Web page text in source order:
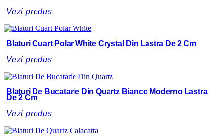
Vezi produs
Blaturi Cuart Polar White Crystal Din Lastra De 2 Cm
Vezi produs
Blaturi De Bucatarie Din Quartz Bianco Moderno Lastra
De 2 Cm
Vezi produs